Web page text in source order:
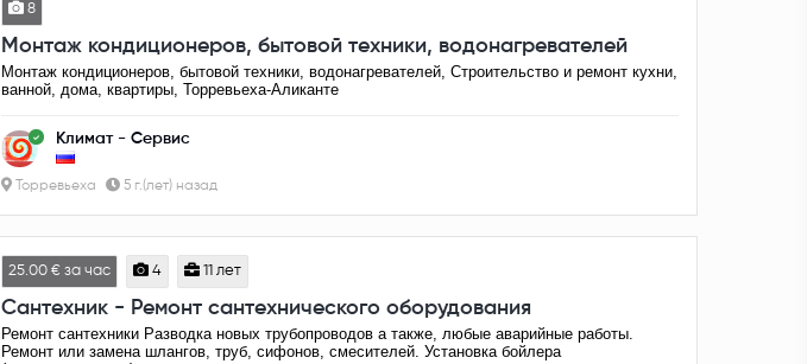
8
Монтаж кондиционеров, бытовой техники, водонагревателей
Монтаж кондиционеров, бытовой техники, водонагревателей, Строительство и ремонт кухни,
ванной, дома, квартиры, Торревьеха-Аликанте
Климат - Сервис
Торревьеха 5 г.(лет) назад
25.00 € за час 4 11 лет
Сантехник - Ремонт сантехнического оборудования
Ремонт сантехники Разводка новых трубопроводов а также, любые аварийные работы.
Ремонт или замена шлангов, труб, сифонов, смесителей. Установка бойлера